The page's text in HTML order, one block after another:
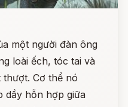
một người đàn ông
loài ếch, tóc tai và
Cơ thể nó
dầy hỗn hợp giữa